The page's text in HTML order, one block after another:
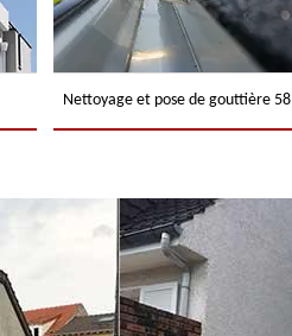
Nettoyage et pose de gouttière 58